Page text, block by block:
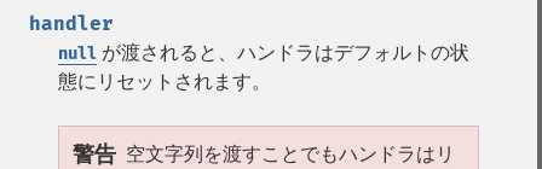
handler
null が渡されると、ハンドラはデフォルトの状
態にリセットされます。
警告 空文字列を渡すことでもハンドラはリ